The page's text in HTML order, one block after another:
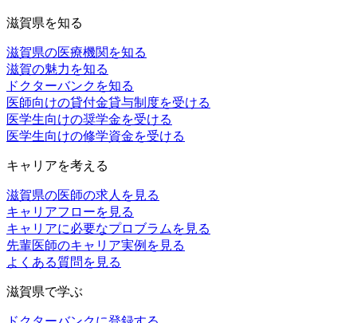
滋賀県を知る
滋賀県の医療機関を知る
滋賀の魅力を知る
ドクターバンクを知る
医師向けの貸付金貸与制度を受ける
医学生向けの奨学金を受ける
医学生向けの修学資金を受ける
キャリアを考える
滋賀県の医師の求人を見る
キャリアフローを見る
キャリアに必要なプロブラムを見る
先輩医師のキャリア実例を見る
よくある質問を見る
滋賀県で学ぶ